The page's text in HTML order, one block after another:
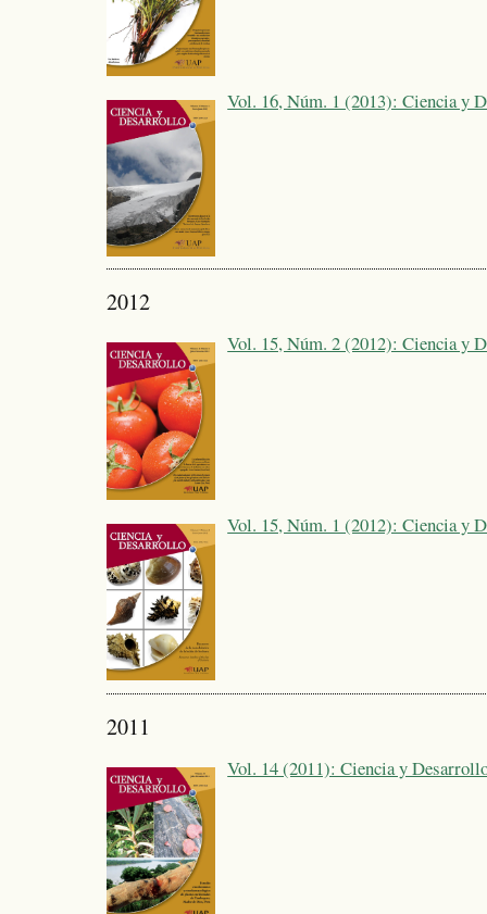
Vol. 16, Núm. 1 (2013): Ciencia y
2012
Vol. 15, Núm. 2 (2012): Ciencia y
Vol. 15, Núm. 1 (2012): Ciencia y
2011
Vol. 14 (2011): Ciencia y